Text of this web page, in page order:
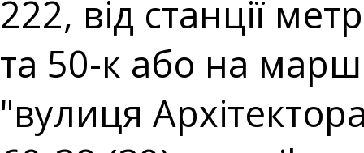
222, від станції
та 50-к або на
"вулиця